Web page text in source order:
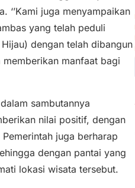
‘’Kami juga menyampaikan
yang telah peduli
dengan telah dibangun
manfaat bagi
sambutannya
nilai positif, dengan
juga berharap
dengan pantai yang
lokasi wisata tersebut.